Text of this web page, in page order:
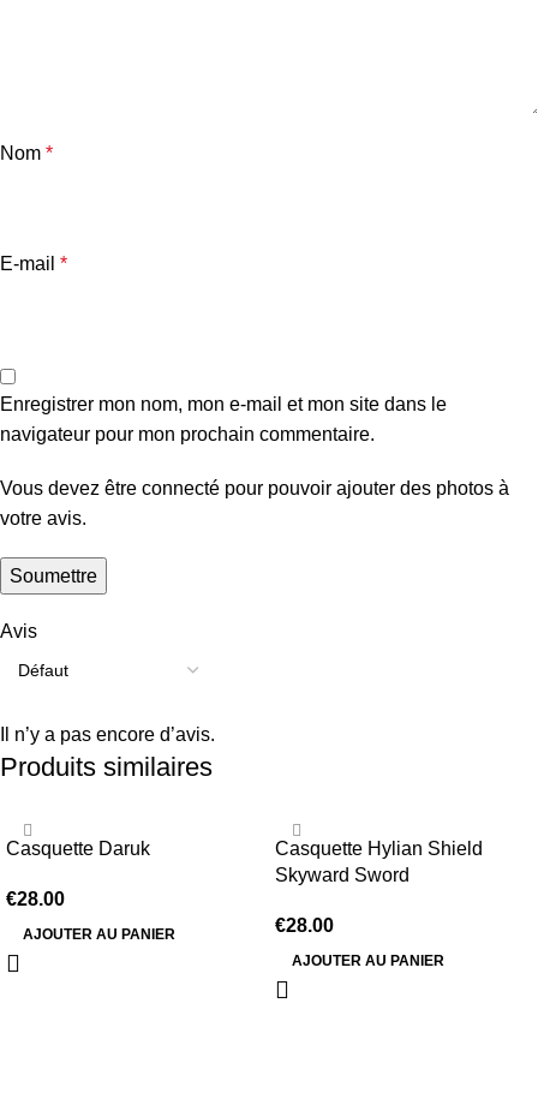
Avis
Il n’y a pas encore d’avis.
Nom *
E-mail *
Enregistrer mon nom, mon e-mail et mon site dans le
navigateur pour mon prochain commentaire.
Vous devez être connecté pour pouvoir ajouter des photos à
votre avis.
Produits similaires
Casquette Daruk
€28.00
AJOUTER AU PANIER
Casquette Hylian Shield
Skyward Sword
€28.00
AJOUTER AU PANIER